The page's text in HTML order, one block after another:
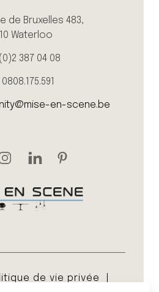
de Bruxelles 483,
Waterloo
387 04 08
0808.175.591
en-scene.be
de vie privée